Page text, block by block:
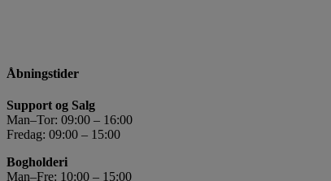
Åbningstider
Support og Salg
Man–Tor: 09:00 – 16:00
Fredag: 09:00 – 15:00
Bogholderi
Man–Fre: 10:00 – 15:00